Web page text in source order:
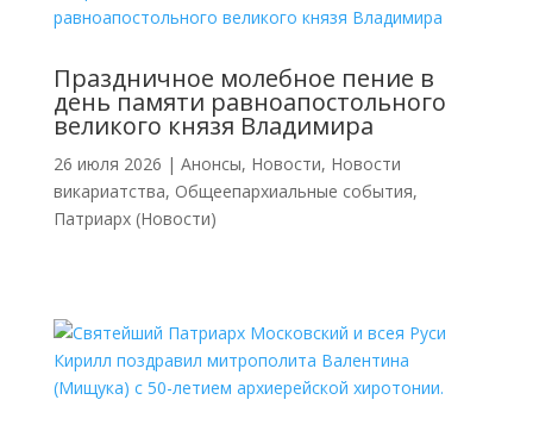
Праздничное молебное пение в
день памяти равноапостольного
великого князя Владимира
26 июля 2026 | Анонсы, Новости, Новости
викариатства, Общеепархиальные события,
Патриарх (Новости)